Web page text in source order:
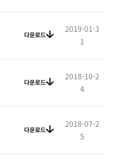
다운로드
2019-01-3
1
다운로드
2018-10-2
4
다운로드
2018-07-2
5